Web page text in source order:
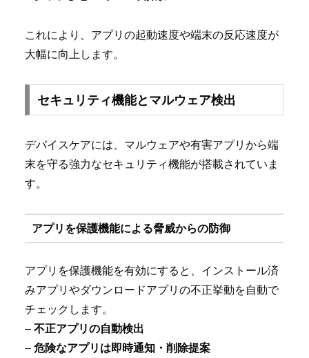
これにより、アプリの起動速度や端末の反応速度が
大幅に向上します。
セキュリティ機能とマルウェア検出
デバイスケアには、マルウェアや有害アプリから端
末を守る強力なセキュリティ機能が搭載されていま
す。
アプリを保護機能による脅威からの防御
アプリを保護機能を有効にすると、インストール済
みアプリやダウンロードアプリの不正挙動を自動で
チェックします。
– 不正アプリの自動検出
– 危険なアプリは即時通知・削除提案